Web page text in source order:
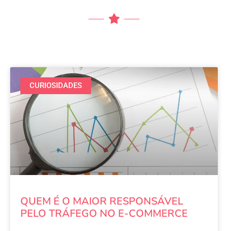
CURIOSIDADES
QUEM É O MAIOR RESPONSÁVEL
PELO TRÁFEGO NO E-COMMERCE